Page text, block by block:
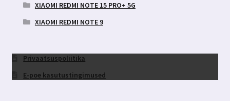
XIAOMI REDMI NOTE 15 PRO+ 5G
XIAOMI REDMI NOTE 9
Privaatsuspoliitika
E-poe kasutustingimused